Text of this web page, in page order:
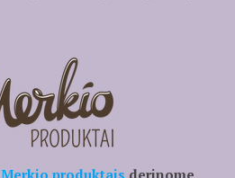
Merkio produktais derinome